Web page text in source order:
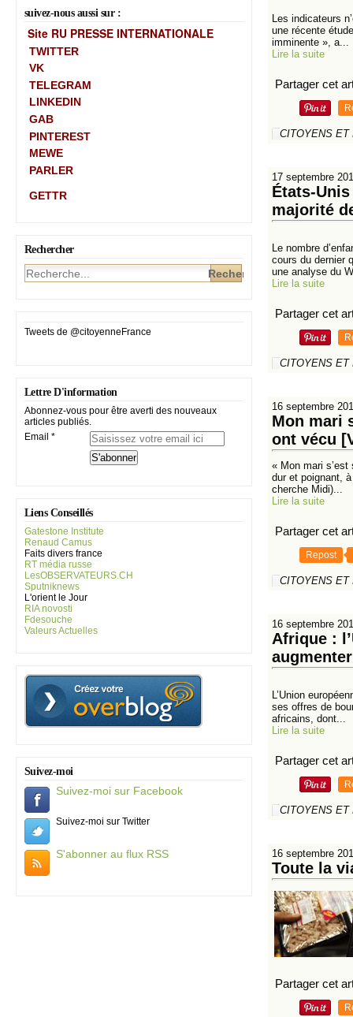
suivez-nous aussi sur :
Site RU PRESSE INTERNATIONALE
TWITTER
VK
TELEGRAM
LINKEDIN
GAB
PINTEREST
MEWE
PARLER
GETTR
Rechercher
Tweets de @citoyenneFrance
Lettre D'information
Abonnez-vous pour être averti des nouveaux
articles publiés.
Email
Liens Conseillés
Gatestone Institute
Renaud Camus
Faits divers france
RT média russe
LesOBSERVATEURS.CH
Sputniknews
L'orient le Jour
RIA novosti
Fdesouche
Valeurs Actuelles
Suivez-moi
Suivez-moi sur Facebook
Suivez-moi sur Twitter
S'abonner au flux RSS
Les indicateurs
une récente
imminente », a...
Lire la suite
Partager cet
CITOYENS ET
17 septembre
États-
majorité
Le nombre
cours du dernier
une analyse du
Lire la suite
Partager cet
CITOYENS ET
16 septembre
Mon mari
ont vécu
« Mon mari s’est
dur et poignant,
cherche Midi)...
Lire la suite
Partager cet
Repost
CITOYENS ET
16 septembre
Afrique :
L’Union
ses offres de
africains, dont...
Lire la suite
Partager cet
CITOYENS ET
16 septembre
Toute la
Partager cet